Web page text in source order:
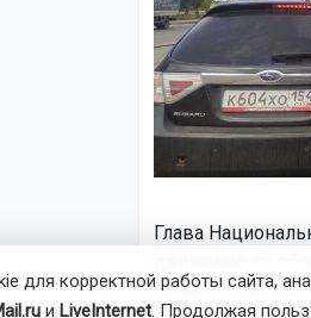
Глава
случаи с
для корректной работы сайта,
и LiveInternet. Продолжая